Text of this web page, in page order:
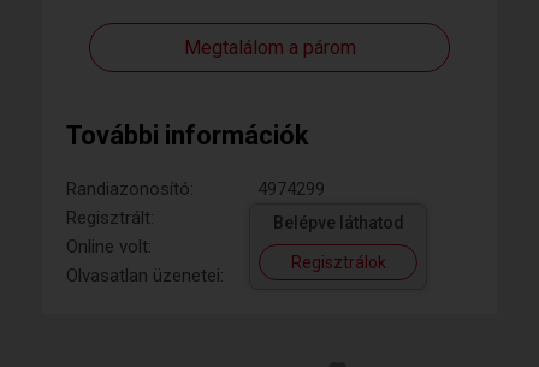
Megtalálom a párom
További információk
Randiazonosító:
4974299
Regisztrált:
Online volt:
Olvasatlan üzenetei:
Belépve láthatod
Regisztrálok